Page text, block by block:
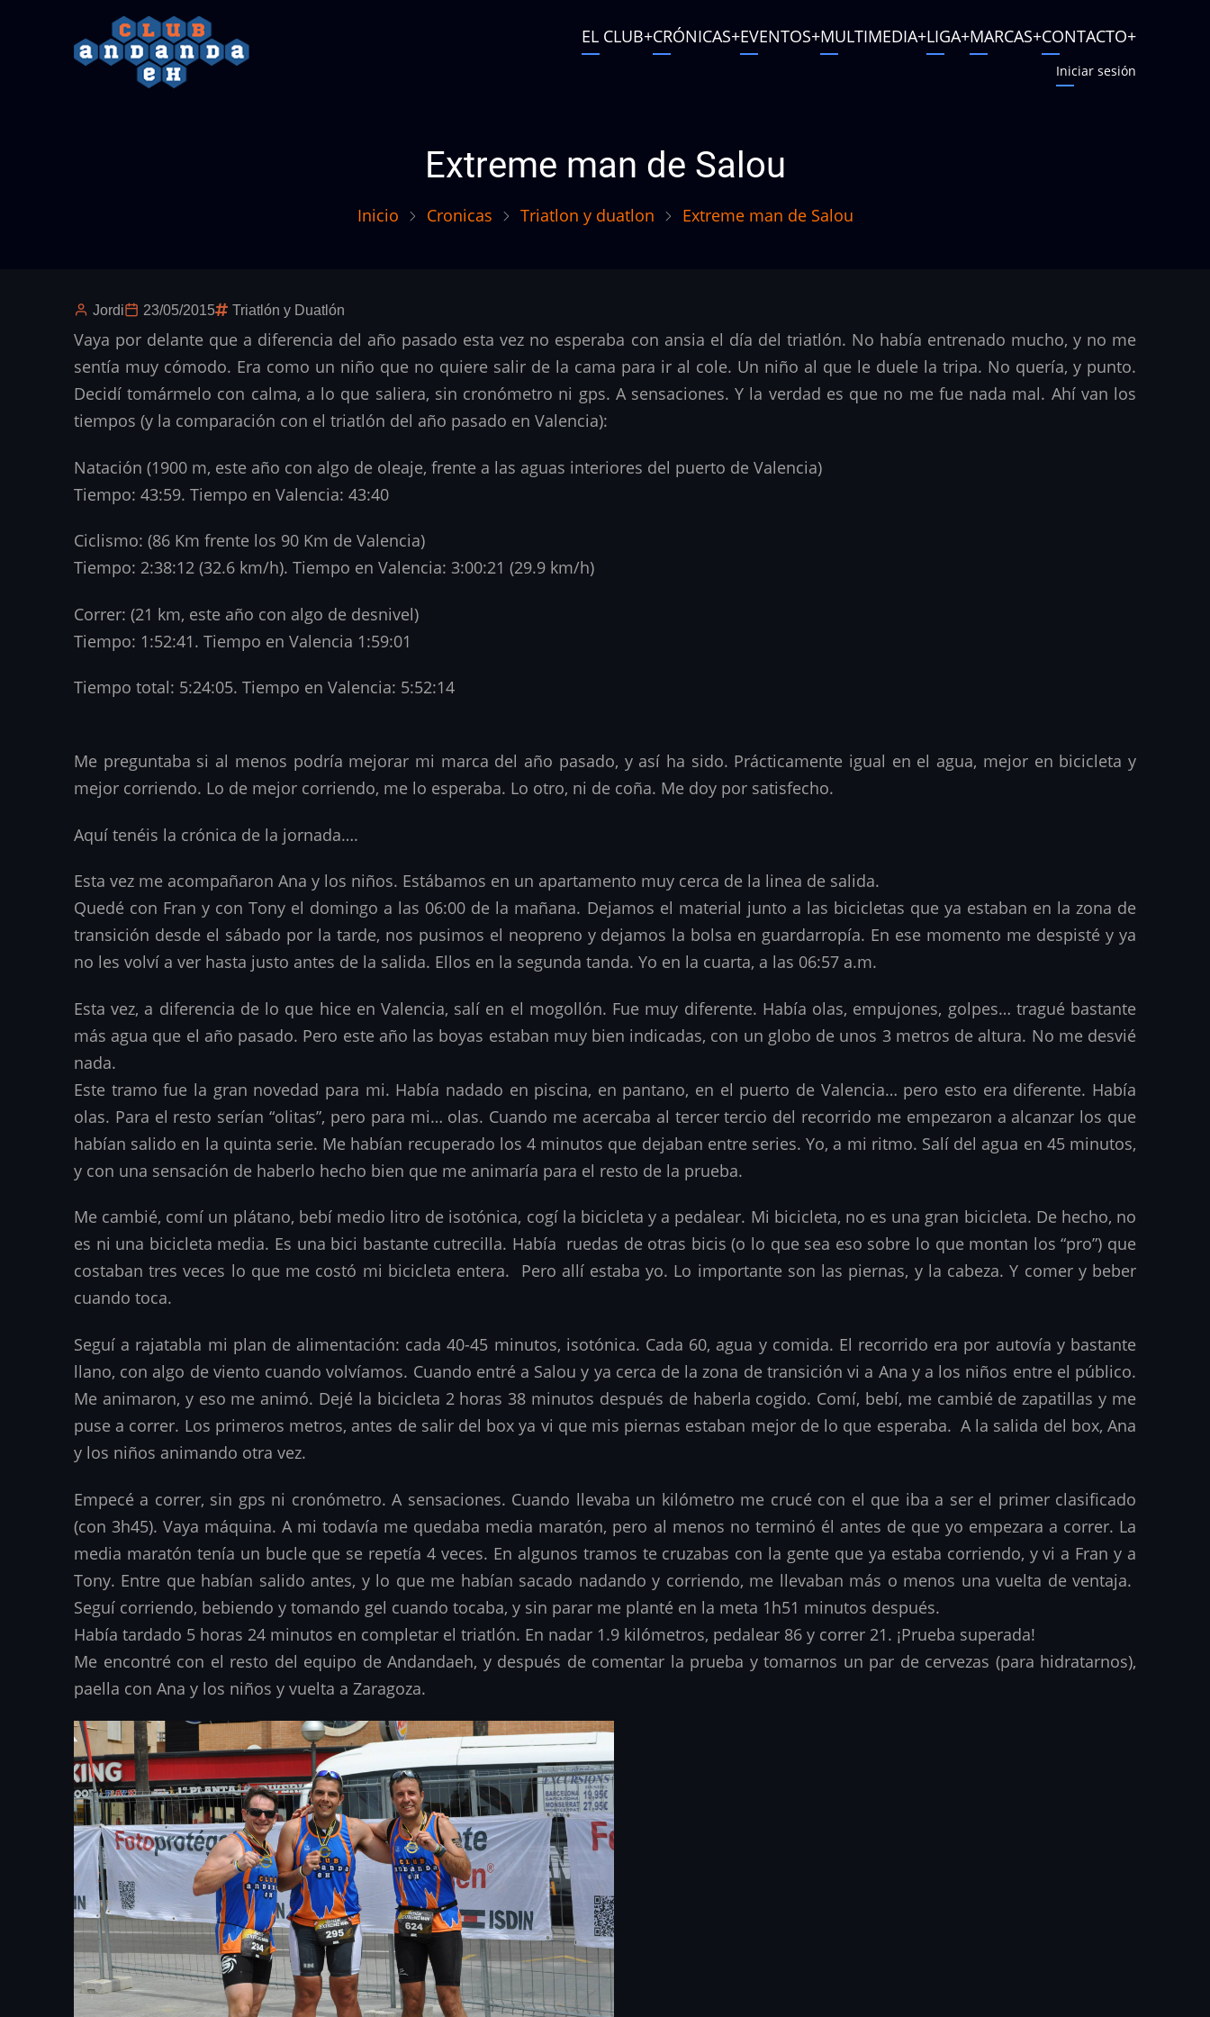
contenido
Main
EL CLUB CRÓNICAS EVENTOS MULTIMEDIA LIGA MARCAS CONTACTO
Iniciar sesión
Extreme man de Salou
Inicio Cronicas Triatlon y duatlon Extreme man de Salou
Jordi 23/05/2015 Triatlón y Duatlón
Vaya por delante que a diferencia del año pasado esta vez no esperaba con ansia el día del triatlón. No había entrenado mucho, y no me
sentía muy cómodo. Era como un niño que no quiere salir de la cama para ir al cole. Un niño al que le duele la tripa. No quería, y punto.
Decidí tomármelo con calma, a lo que saliera, sin cronómetro ni gps. A sensaciones. Y la verdad es que no me fue nada mal. Ahí van los
tiempos (y la comparación con el triatlón del año pasado en Valencia):
Natación (1900 m, este año con algo de oleaje, frente a las aguas interiores del puerto de Valencia)
Tiempo: 43:59. Tiempo en Valencia: 43:40
Ciclismo: (86 Km frente los 90 Km de Valencia)
Tiempo: 2:38:12 (32.6 km/h). Tiempo en Valencia: 3:00:21 (29.9 km/h)
Correr: (21 km, este año con algo de desnivel)
Tiempo: 1:52:41. Tiempo en Valencia 1:59:01
Tiempo total: 5:24:05. Tiempo en Valencia: 5:52:14
Me preguntaba si al menos podría mejorar mi marca del año pasado, y así ha sido. Prácticamente igual en el agua, mejor en bicicleta y
mejor corriendo. Lo de mejor corriendo, me lo esperaba. Lo otro, ni de coña. Me doy por satisfecho.
Aquí tenéis la crónica de la jornada….
Esta vez me acompañaron Ana y los niños. Estábamos en un apartamento muy cerca de la linea de salida.
Quedé con Fran y con Tony el domingo a las 06:00 de la mañana. Dejamos el material junto a las bicicletas que ya estaban en la zona de
transición desde el sábado por la tarde, nos pusimos el neopreno y dejamos la bolsa en guardarropía. En ese momento me despisté y ya
no les volví a ver hasta justo antes de la salida. Ellos en la segunda tanda. Yo en la cuarta, a las 06:57 a.m.
Esta vez, a diferencia de lo que hice en Valencia, salí en el mogollón. Fue muy diferente. Había olas, empujones, golpes… tragué bastante
más agua que el año pasado. Pero este año las boyas estaban muy bien indicadas, con un globo de unos 3 metros de altura. No me desvié
nada.
Este tramo fue la gran novedad para mi. Había nadado en piscina, en pantano, en el puerto de Valencia… pero esto era diferente. Había
olas. Para el resto serían “olitas”, pero para mi… olas. Cuando me acercaba al tercer tercio del recorrido me empezaron a alcanzar los que
habían salido en la quinta serie. Me habían recuperado los 4 minutos que dejaban entre series. Yo, a mi ritmo. Salí del agua en 45 minutos,
y con una sensación de haberlo hecho bien que me animaría para el resto de la prueba.
Me cambié, comí un plátano, bebí medio litro de isotónica, cogí la bicicleta y a pedalear. Mi bicicleta, no es una gran bicicleta. De hecho, no
es ni una bicicleta media. Es una bici bastante cutrecilla. Había ruedas de otras bicis (o lo que sea eso sobre lo que montan los “pro”) que
costaban tres veces lo que me costó mi bicicleta entera. Pero allí estaba yo. Lo importante son las piernas, y la cabeza. Y comer y beber
cuando toca.
Seguí a rajatabla mi plan de alimentación: cada 40-45 minutos, isotónica. Cada 60, agua y comida. El recorrido era por autovía y bastante
llano, con algo de viento cuando volvíamos. Cuando entré a Salou y ya cerca de la zona de transición vi a Ana y a los niños entre el público.
Me animaron, y eso me animó. Dejé la bicicleta 2 horas 38 minutos después de haberla cogido. Comí, bebí, me cambié de zapatillas y me
puse a correr. Los primeros metros, antes de salir del box ya vi que mis piernas estaban mejor de lo que esperaba. A la salida del box, Ana
y los niños animando otra vez.
Empecé a correr, sin gps ni cronómetro. A sensaciones. Cuando llevaba un kilómetro me crucé con el que iba a ser el primer clasificado
(con 3h45). Vaya máquina. A mi todavía me quedaba media maratón, pero al menos no terminó él antes de que yo empezara a correr. La
media maratón tenía un bucle que se repetía 4 veces. En algunos tramos te cruzabas con la gente que ya estaba corriendo, y vi a Fran y a
Tony. Entre que habían salido antes, y lo que me habían sacado nadando y corriendo, me llevaban más o menos una vuelta de ventaja.
Seguí corriendo, bebiendo y tomando gel cuando tocaba, y sin parar me planté en la meta 1h51 minutos después.
Había tardado 5 horas 24 minutos en completar el triatlón. En nadar 1.9 kilómetros, pedalear 86 y correr 21. ¡Prueba superada!
Me encontré con el resto del equipo de Andandaeh, y después de comentar la prueba y tomarnos un par de cervezas (para hidratarnos),
paella con Ana y los niños y vuelta a Zaragoza.